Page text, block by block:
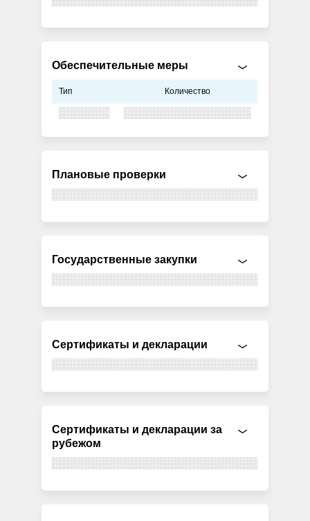
Обеспечительные меры
Тип Количество
Плановые проверки
Государственные закупки
Сертификаты и декларации
Сертификаты и декларации за
рубежом